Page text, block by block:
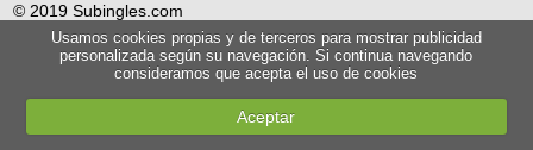
© 2019 Subingles.com
Usamos cookies propias y de terceros para mostrar publicidad
personalizada según su navegación. Si continua navegando
consideramos que acepta el uso de cookies
Aceptar